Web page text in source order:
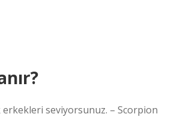
erkekleri seviyorsunuz. – Scorpion